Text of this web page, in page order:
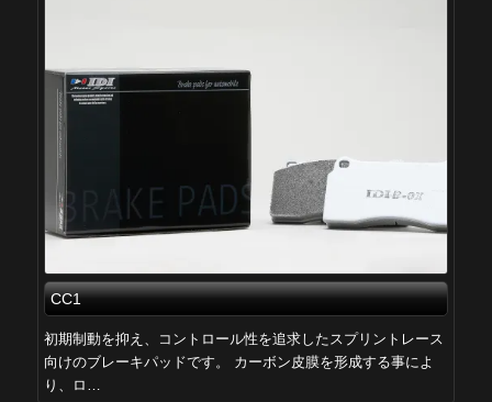
CC1
初期制動を抑え、コントロール性を追求したスプリントレース
向けのブレーキパッドです。 カーボン皮膜を形成する事によ
り、ロ…